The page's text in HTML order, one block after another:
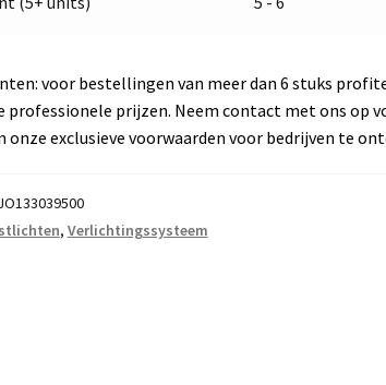
voor bestellingen van meer dan 6 stuks
prijzen. Neem contact met ons op
onze exclusieve voorwaarden voor bedrijven te
, Verlichtingssysteem